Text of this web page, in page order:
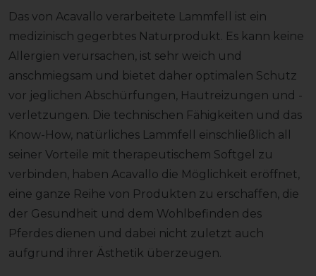
Das von Acavallo verarbeitete Lammfell ist ein
medizinisch gegerbtes Naturprodukt. Es kann keine
Allergien verursachen, ist sehr weich und
anschmiegsam und bietet daher optimalen Schutz
vor jeglichen Abschürfungen, Hautreizungen und -
verletzungen. Die technischen Fähigkeiten und das
Know-How, natürliches Lammfell einschließlich all
seiner Vorteile mit therapeutischem Softgel zu
verbinden, haben Acavallo die Möglichkeit eröffnet,
eine ganze Reihe von Produkten zu erschaffen, die
der Gesundheit und dem Wohlbefinden des
Pferdes dienen und dabei nicht zuletzt auch
aufgrund ihrer Ästhetik überzeugen.